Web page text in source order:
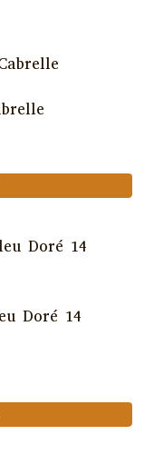
Doré 14